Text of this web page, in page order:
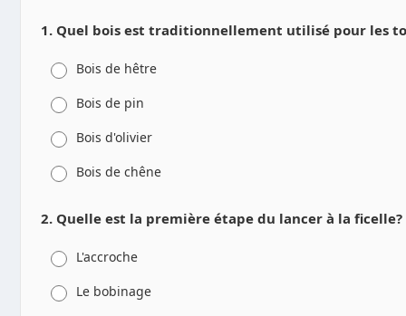
1. Quel bois est traditionnellement utilisé pour les
Bois de hêtre
Bois de pin
Bois d'olivier
Bois de chêne
2. Quelle est la première étape du lancer à la ficelle?
L'accroche
Le bobinage